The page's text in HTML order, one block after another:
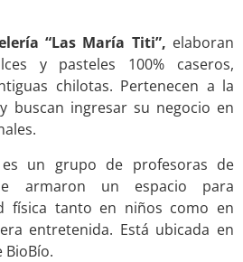
“Las María Titi”, elaboran
y pasteles 100% caseros,
chilotas. Pertenecen a la
buscan ingresar su negocio en
es un grupo de profesoras de
armaron un espacio para
física tanto en niños como en
entretenida. Está ubicada en
BioBío.